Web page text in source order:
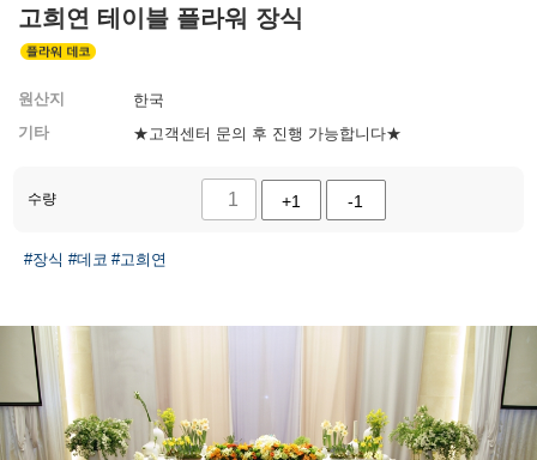
고희연 테이블 플라워 장식
원산지
한국
기타
★고객센터 문의 후 진행 가능합니다★
수량 +1 -1
#장식 #데코 #고희연